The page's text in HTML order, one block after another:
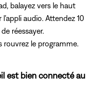
balayez vers le haut
audio. Attendez 10
réessayer.
rouvrez le programme.
est bien connecté au